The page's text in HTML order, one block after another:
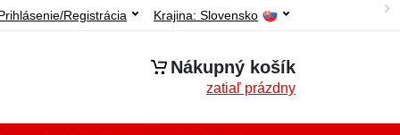
Krajina: Slovensko
Registrácia
Nákupný košík
zatiaľ prázdny